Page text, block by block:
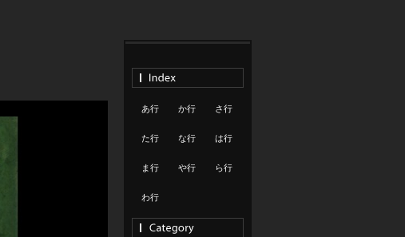
あ行 か行 さ行
た行 な行 は行
ま行 や行 ら行
わ行